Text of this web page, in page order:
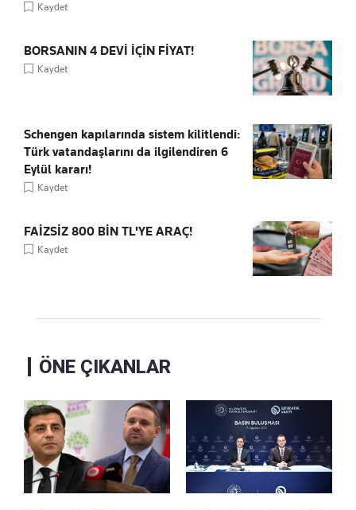
Kaydet
BORSANIN 4 DEVİ İÇİN FİYAT!
Kaydet
Schengen kapılarında sistem kilitlendi:
Türk vatandaşlarını da ilgilendiren 6
Eylül kararı!
Kaydet
FAİZSİZ 800 BİN TL'YE ARAÇ!
Kaydet
ÖNE ÇIKANLAR